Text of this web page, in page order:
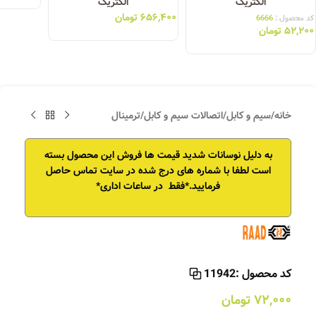
کد محصول : 6666
۵۲,۲۰۰تومان
۶۵۶,۴۰۰تومان
خانه/سیم و کابل/اتصالات سیم و کابل/ترمینال
به دلیل نوسانات شدید قیمت ها فروش این محصول بسته
است لطفا با شماره های درج شده در سایت تماس حاصل
فرمایید.*فقط در ساعات اداری*
کد محصول :11942
۷۲,۰۰۰تومان